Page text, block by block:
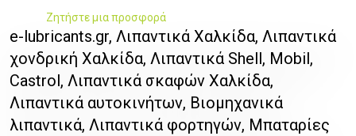
Ζητήστε μια προσφορά
e-lubricants.gr, Λιπαντικά Χαλκίδα, Λιπαντικά
χονδρική Χαλκίδα, Λιπαντικά Shell, Mobil,
Castrol, Λιπαντικά σκαφών Χαλκίδα,
Λιπαντικά αυτοκινήτων, Βιομηχανικά
λιπαντικά, Λιπαντικά φορτηγών, Μπαταρίες